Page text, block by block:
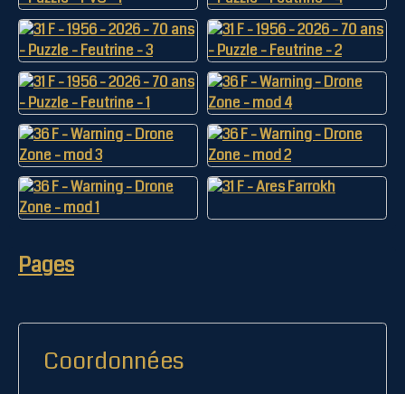
Pages
Coordonnées